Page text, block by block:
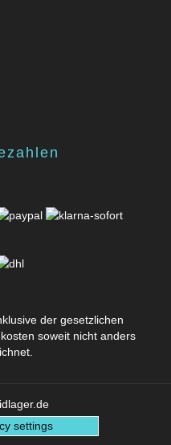
der gesetzlichen
soweit nicht anders
settings